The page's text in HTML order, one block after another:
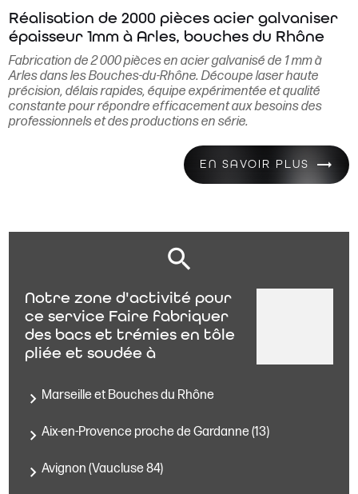
Réalisation de 2000 pièces acier galvaniser
épaisseur 1mm à Arles, bouches du Rhône
Fabrication de 2 000 pièces en acier galvanisé de 1 mm à
Arles dans les Bouches-du-Rhône. Découpe laser haute
précision, délais rapides, équipe expérimentée et qualité
constante pour répondre efficacement aux besoins des
professionnels et des productions en série.
EN SAVOIR PLUS
Notre zone d'activité pour
ce service Faire fabriquer
des bacs et trémies en tôle
pliée et soudée à
Marseille et Bouches du Rhône
Aix-en-Provence proche de Gardanne (13)
Avignon (Vaucluse 84)